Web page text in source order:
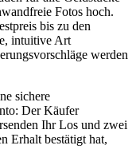
Fotos hoch.
bis zu den
intuitive Art
werden
sichere
Der Käufer
Ihr Los und zwei
Erhalt bestätigt hat,